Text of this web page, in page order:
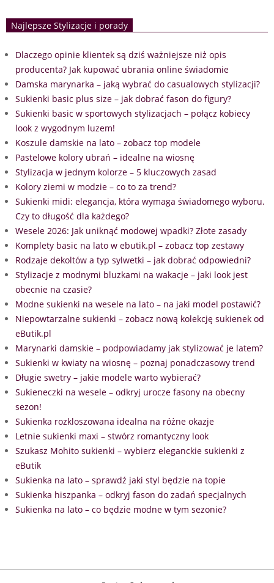
Najlepsze Stylizacje i porady
Dlaczego opinie klientek są dziś ważniejsze niż opis
producenta? Jak kupować ubrania online świadomie
Damska marynarka – jaką wybrać do casualowych stylizacji?
Sukienki basic plus size – jak dobrać fason do figury?
Sukienki basic w sportowych stylizacjach – połącz kobiecy
look z wygodnym luzem!
Koszule damskie na lato – zobacz top modele
Pastelowe kolory ubrań – idealne na wiosnę
Stylizacja w jednym kolorze – 5 kluczowych zasad
Kolory ziemi w modzie – co to za trend?
Sukienki midi: elegancja, która wymaga świadomego wyboru.
Czy to długość dla każdego?
Wesele 2026: Jak uniknąć modowej wpadki? Złote zasady
Komplety basic na lato w ebutik.pl – zobacz top zestawy
Rodzaje dekoltów a typ sylwetki – jak dobrać odpowiedni?
Stylizacje z modnymi bluzkami na wakacje – jaki look jest
obecnie na czasie?
Modne sukienki na wesele na lato – na jaki model postawić?
Niepowtarzalne sukienki – zobacz nową kolekcję sukienek od
eButik.pl
Marynarki damskie – podpowiadamy jak stylizować je latem?
Sukienki w kwiaty na wiosnę – poznaj ponadczasowy trend
Długie swetry – jakie modele warto wybierać?
Sukieneczki na wesele – odkryj urocze fasony na obecny
sezon!
Sukienka rozkloszowana idealna na różne okazje
Letnie sukienki maxi – stwórz romantyczny look
Szukasz Mohito sukienki – wybierz eleganckie sukienki z
eButik
Sukienka na lato – sprawdź jaki styl będzie na topie
Sukienka hiszpanka – odkryj fason do zadań specjalnych
Sukienka na lato – co będzie modne w tym sezonie?